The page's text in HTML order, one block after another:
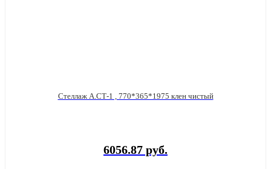
Стеллаж А.СТ-1 , 770*365*1975 клен чистый
6056.87 руб.